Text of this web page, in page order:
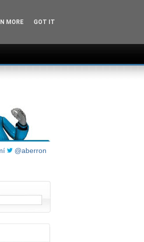
@aberron
MORE GOT IT